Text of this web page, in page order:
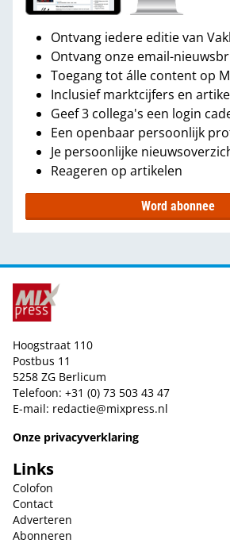
Ontvang iedere editie van
Ontvang onze email-
Toegang tot álle content op
Inclusief marktcijfers en
Geef 3 collega's een login
Een openbaar persoonlijk
Je persoonlijke
Reageren op artikelen
Word abonnee
Hoogstraat 110
Postbus 11
5258 ZG Berlicum
Telefoon: +31 (0) 73 503 43 47
E-mail: redactie@mixpress.nl
Onze privacyverklaring
Links
Colofon
Contact
Adverteren
Abonneren